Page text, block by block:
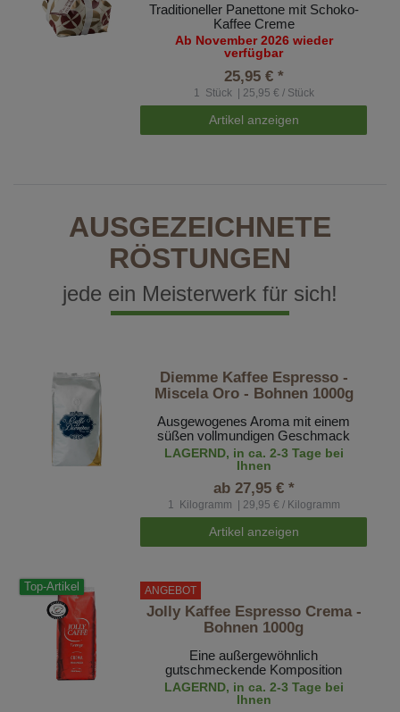
Traditioneller Panettone mit Schoko-
Kaffee Creme
Ab November 2026 wieder
verfügbar
25,95 € *
1 Stück | 25,95 € / Stück
Artikel anzeigen
AUSGEZEICHNETE
RÖSTUNGEN
jede ein Meisterwerk für sich!
Diemme Kaffee Espresso -
Miscela Oro - Bohnen 1000g
Ausgewogenes Aroma mit einem
süßen vollmundigen Geschmack
LAGERND, in ca. 2-3 Tage bei
Ihnen
ab 27,95 € *
1 Kilogramm | 29,95 € / Kilogramm
Artikel anzeigen
Top-Artikel ANGEBOT
Jolly Kaffee Espresso Crema -
Bohnen 1000g
Eine außergewöhnlich
gutschmeckende Komposition
LAGERND, in ca. 2-3 Tage bei
Ihnen